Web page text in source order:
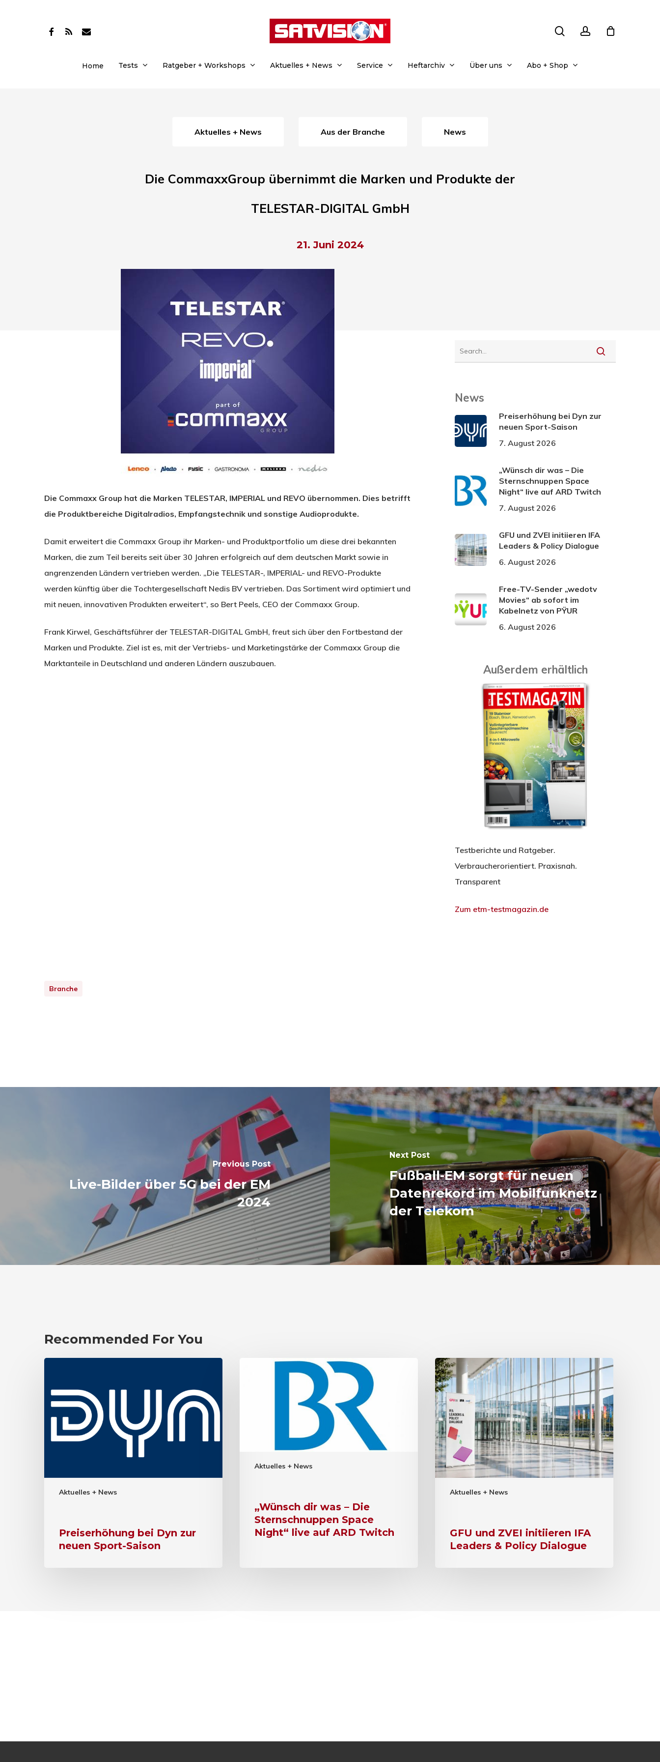
Drücken Sie Enter zum Suchen oder ESC zum Schließen.
facebook
RSS email
Home Tests Ratgeber + Workshops Aktuelles + News Service Heftarchiv Über uns Abo + Shop
Aktuelles + News Aus der Branche News
Die CommaxxGroup übernimmt die Marken und Produkte der
TELESTAR-DIGITAL GmbH
21. Juni 2024
Die Commaxx Group hat die Marken TELESTAR, IMPERIAL und REVO übernommen. Dies betrifft
die Produktbereiche Digitalradios, Empfangstechnik und sonstige Audioprodukte.
Damit erweitert die Commaxx Group ihr Marken- und Produktportfolio um diese drei bekannten
Marken, die zum Teil bereits seit über 30 Jahren erfolgreich auf dem deutschen Markt sowie in
angrenzenden Ländern vertrieben werden. „Die TELESTAR-, IMPERIAL- und REVO-Produkte
werden künftig über die Tochtergesellschaft Nedis BV vertrieben. Das Sortiment wird optimiert und
mit neuen, innovativen Produkten erweitert“, so Bert Peels, CEO der Commaxx Group.
Frank Kirwel, Geschäftsführer der TELESTAR-DIGITAL GmbH, freut sich über den Fortbestand der
Marken und Produkte. Ziel ist es, mit der Vertriebs- und Marketingstärke der Commaxx Group die
Marktanteile in Deutschland und anderen Ländern auszubauen.
News
Preiserhöhung bei Dyn zur
neuen Sport-Saison
7. August 2026
„Wünsch dir was – Die
Sternschnuppen Space
Night“ live auf ARD Twitch
7. August 2026
GFU und ZVEI initiieren IFA
Leaders & Policy Dialogue
6. August 2026
Free-TV-Sender „wedotv
Movies“ ab sofort im
Kabelnetz von PŸUR
6. August 2026
Außerdem erhältlich
Testberichte und Ratgeber.
Verbraucherorientiert. Praxisnah.
Transparent
Zum etm-testmagazin.de
Branche
Previous Post
Live-Bilder über 5G bei der EM
2024
Next Post
Fußball-EM sorgt für neuen
Datenrekord im Mobilfunknetz
der Telekom
Recommended For You
Aktuelles + News
Preiserhöhung bei Dyn zur
neuen Sport-Saison
Aktuelles + News
„Wünsch dir was – Die
Sternschnuppen Space
Night“ live auf ARD Twitch
Aktuelles + News
GFU und ZVEI initiieren IFA
Leaders & Policy Dialogue